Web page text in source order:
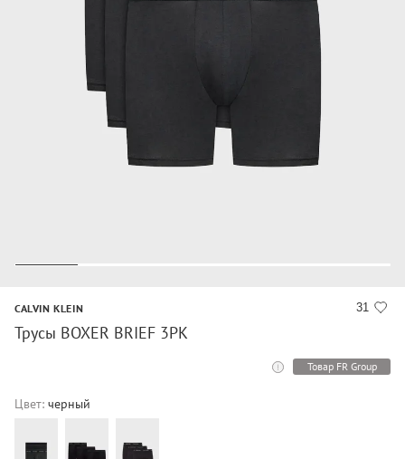
31
CALVIN KLEIN
Трусы BOXER BRIEF 3PK
Товар FR Group
Цвет: черный